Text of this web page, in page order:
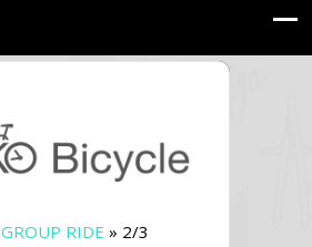
GROUP RIDE » 2/3